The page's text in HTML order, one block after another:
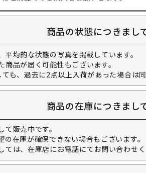
商品の状態につきまし
均的な状態の写真を掲載しています。
品が届く可能性もございます。
も、過去に2点以上入荷があった場合は
商品の在庫につきまし
販売中です。
在庫が確保できない場合もございます。
は、在庫店にお電話にてお問い合わせく